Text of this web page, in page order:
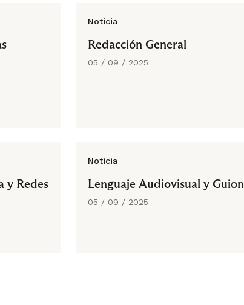
Noticia
Redacción General
05 / 09 / 2025
y Redes
Noticia
Lenguaje Audiovisual y Guion
05 / 09 / 2025